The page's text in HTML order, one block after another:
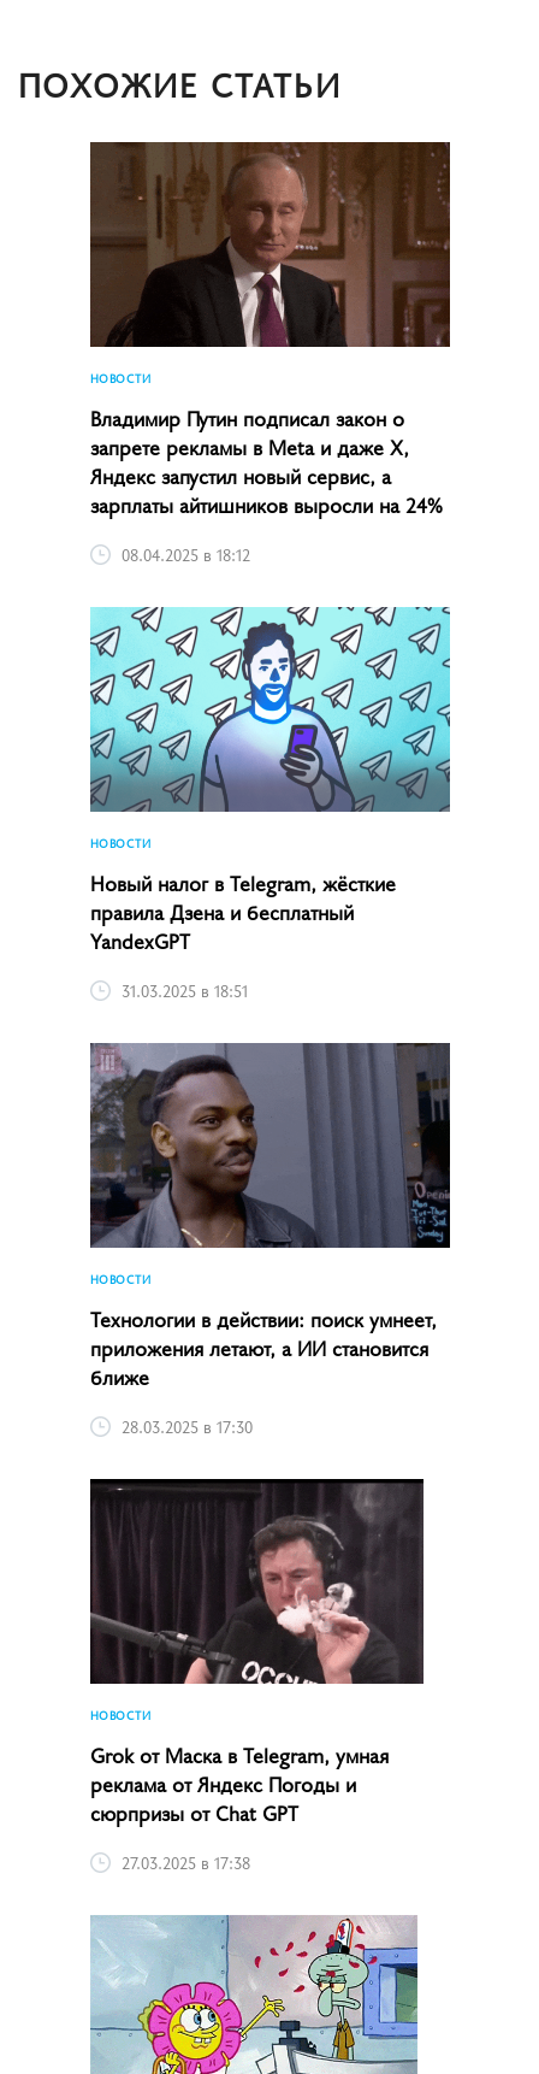
ПОХОЖИЕ СТАТЬИ
НОВОСТИ
Владимир Путин подписал закон о
запрете рекламы в Meta и даже X,
Яндекс запустил новый сервис, а
зарплаты айтишников выросли на 24%
08.04.2025 в 18:12
НОВОСТИ
Новый налог в Telegram, жёсткие
правила Дзена и бесплатный
YandexGPT
31.03.2025 в 18:51
НОВОСТИ
Технологии в действии: поиск умнеет,
приложения летают, а ИИ становится
ближе
28.03.2025 в 17:30
НОВОСТИ
Grok от Маска в Telegram, умная
реклама от Яндекс Погоды и
сюрпризы от Chat GPT
27.03.2025 в 17:38